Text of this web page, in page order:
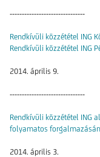
-------------------------------
Rendkívüli közzététel ING
Rendkívüli közzététel ING
2014. április 9.
-------------------------------
Rendkívüli közzététel ING
folyamatos
2014. április 3.